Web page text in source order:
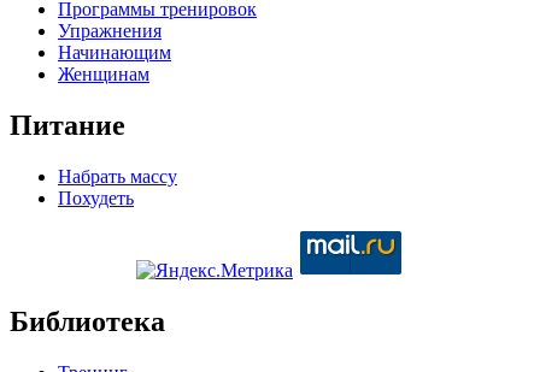
Программы тренировок
Упражнения
Начинающим
Женщинам
Питание
Набрать массу
Похудеть
Библиотека